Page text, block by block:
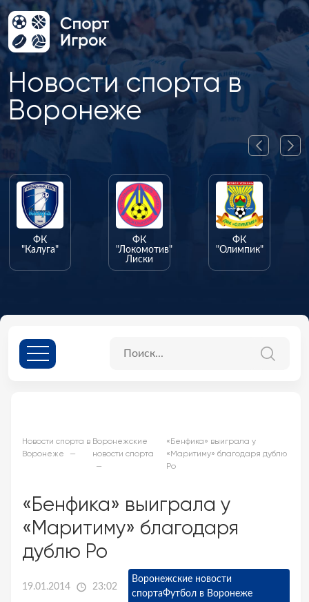
Новости спорта в
Воронеже
ФК
"Калуга"
ФК
"Локомотив"
Лиски
ФК
"Олимпик"
Новости спорта в
Воронеже
Воронежские
новости спорта
«Бенфика» выиграла у
«Маритиму» благодаря дублю
Ро
«Бенфика» выиграла у
«Маритиму» благодаря
дублю Ро
19.01.2014 23:02
Воронежские новости
спортаФутбол в Воронеже